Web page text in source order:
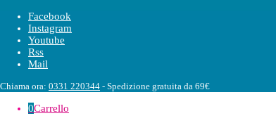
Facebook
Instagram
Youtube
Rss
Mail
Chiama ora: 0331 220344 - Spedizione gratuita da 69€
0Carrello